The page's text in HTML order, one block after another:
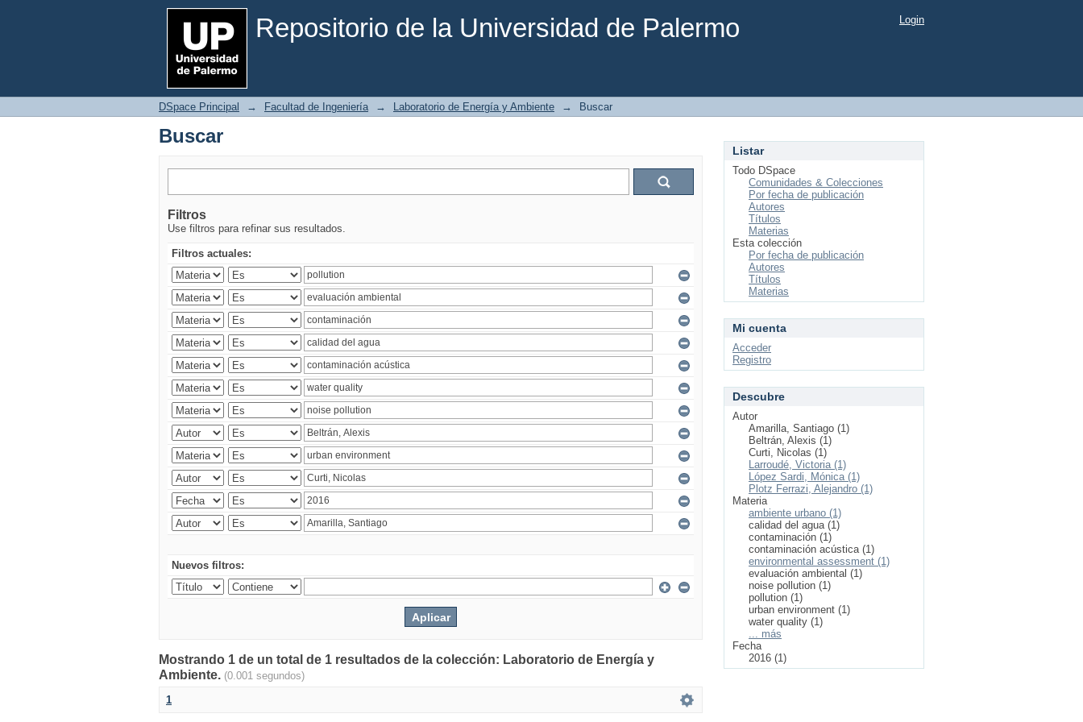
Repositorio de la Universidad de Palermo
Buscar Login
DSpace Principal → Facultad de Ingeniería → Laboratorio de Energía y Ambiente → Buscar
Buscar
Filtros
Use filtros para refinar sus resultados.
Filtros actuales:
Nuevos filtros:
Mostrando 1 de un total de 1 resultados de la colección: Laboratorio de Energía y
Ambiente. (0.001 segundos)
1
Listar
Todo DSpace
Comunidades & Colecciones
Por fecha de publicación
Autores
Títulos
Materias
Esta colección
Por fecha de publicación
Autores
Títulos
Materias
Mi cuenta
Acceder
Registro
Descubre
Autor
Amarilla, Santiago (1)
Beltrán, Alexis (1)
Curti, Nicolas (1)
Larroudé, Victoria (1)
López Sardi, Mónica (1)
Plotz Ferrazi, Alejandro (1)
Materia
ambiente urbano (1)
calidad del agua (1)
contaminación (1)
contaminación acústica (1)
environmental assessment (1)
evaluación ambiental (1)
noise pollution (1)
pollution (1)
urban environment (1)
water quality (1)
... más
Fecha
2016 (1)